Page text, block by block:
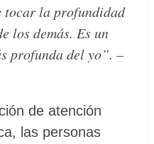
tocar la profundidad
los demás. Es un
profunda del yo”. –
de atención
las personas